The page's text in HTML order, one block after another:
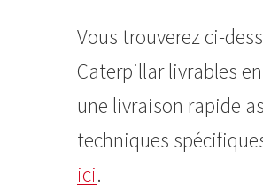
Vous trouverez ci-
Caterpillar livrables
une livraison rapide
techniques
ici.